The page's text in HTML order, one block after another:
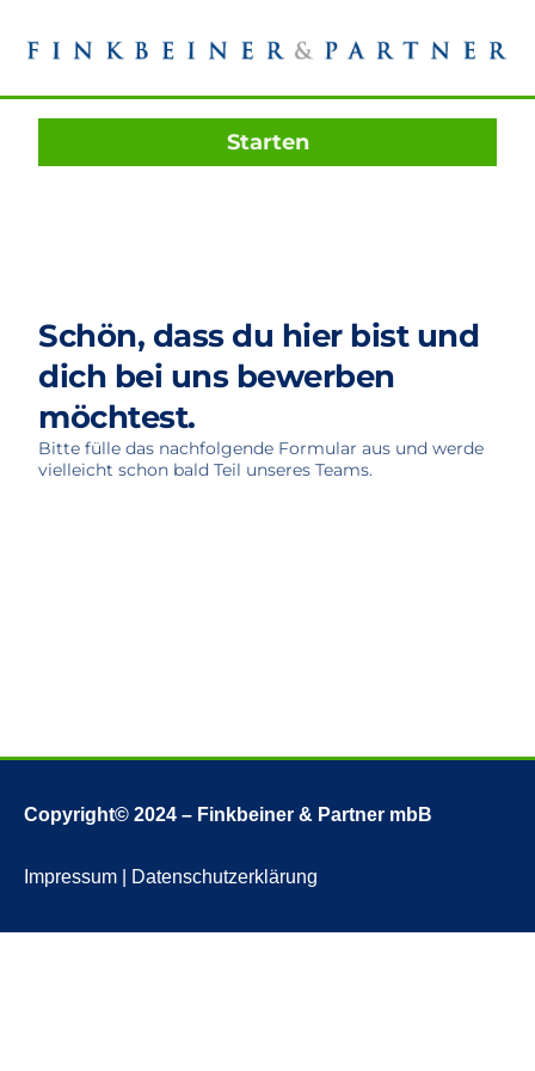
Copyright© 2024 – Finkbeiner & Partner mbB
Impressum Datenschutzerklärung